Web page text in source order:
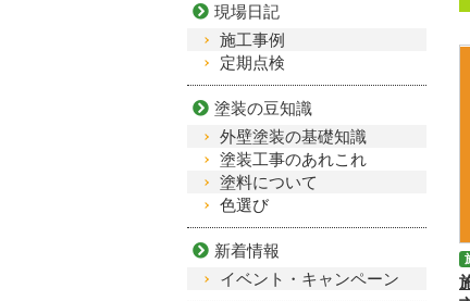
現場日記
施工事例
定期点検
塗装の豆知識
外壁塗装の基礎知識
塗装工事のあれこれ
塗料について
色選び
新着情報
イベント・キャンペーン